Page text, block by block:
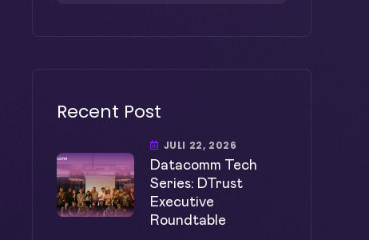
Recent Post
JULI 22, 2026
Datacomm Tech
Series: DTrust
Executive
Roundtable